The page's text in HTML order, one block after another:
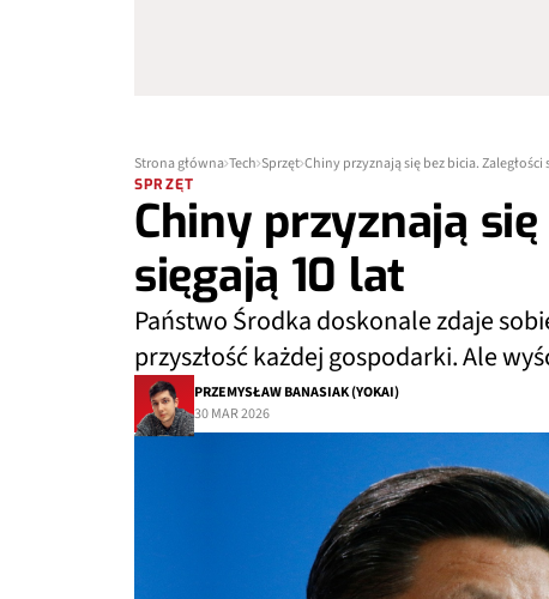
Strona główna Tech Sprzęt Chiny przyznają się bez bicia. Zaległości
SPRZĘT
Chiny przyznają się
sięgają 10 lat
Państwo Środka doskonale zdaje
przyszłość każdej gospodarki. Ale
PRZEMYSŁAW BANASIAK (YOKAI)
30 MAR 2026